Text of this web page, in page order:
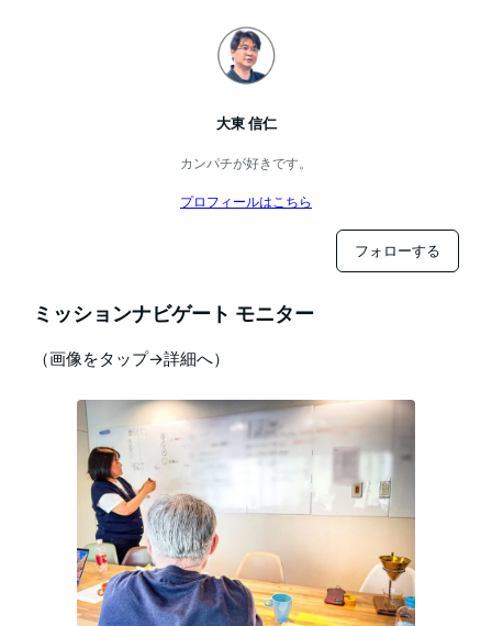
大東 信仁
カンパチが好きです。
プロフィールはこちら
フォローする
ミッションナビゲート モニター
（画像をタップ→詳細へ）